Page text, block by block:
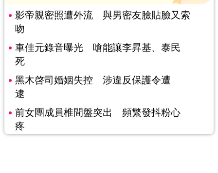
影帝親密照遭外流 與男密友臉貼臉又索
吻
車佳元錄音曝光 嗆能讓李昇基、泰民
死
黑木啓司婚姻失控 涉違反保護令遭
逮
前女團成員椎間盤突出 頻繁發抖粉心
疼